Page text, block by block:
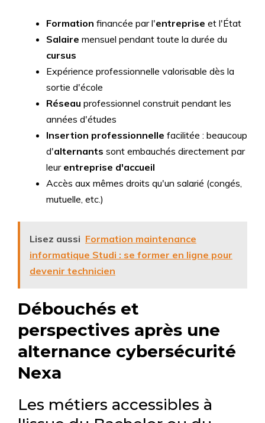
Formation financée par l'entreprise et l'État
Salaire mensuel pendant toute la durée du
cursus
Expérience professionnelle valorisable dès la
sortie d'école
Réseau professionnel construit pendant les
années d'études
Insertion professionnelle facilitée : beaucoup
d'alternants sont embauchés directement par
leur entreprise d'accueil
Accès aux mêmes droits qu'un salarié (congés,
mutuelle, etc.)
Lisez aussi Formation maintenance
informatique Studi : se former en ligne pour
devenir technicien
Débouchés et
perspectives après une
alternance cybersécurité
Nexa
Les métiers accessibles à